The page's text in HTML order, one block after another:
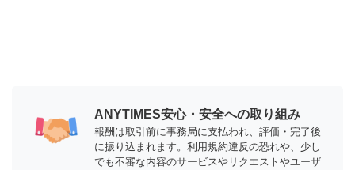
ANYTIMES安心・安全への取り組み
報酬は取引前に事務局に支払われ、評価・完了後
に振り込まれます。利用規約違反の恐れや、少し
でも不審な内容のサービスやリクエストやユーザ